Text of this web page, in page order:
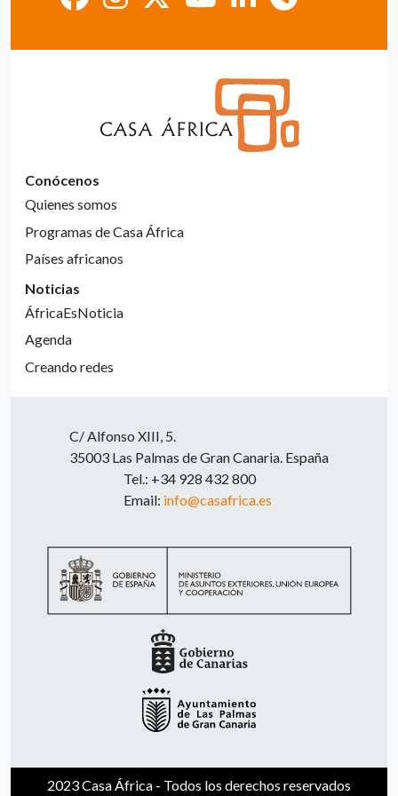
Conócenos
Quienes somos
Programas de Casa África
Países africanos
Noticias
ÁfricaEsNoticia
Agenda
Creando redes
C/ Alfonso XIII, 5.
35003 Las Palmas de Gran Canaria. España
Tel.: +34 928 432 800
Email: info@casafrica.es
2023 Casa África - Todos los derechos reservados